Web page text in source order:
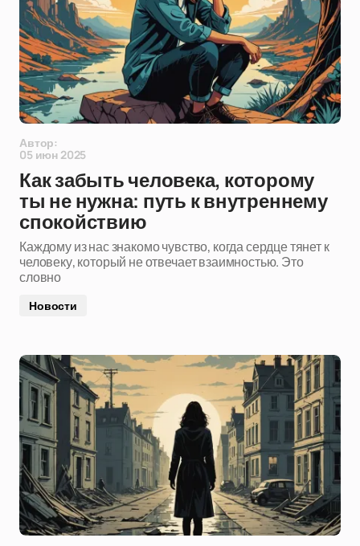
Автор:
05 июн 2025
Как забыть человека, которому
ты не нужна: путь к внутреннему
спокойствию
Каждому из нас знакомо чувство, когда сердце тянет к
человеку, который не отвечает взаимностью. Это
словно
Новости